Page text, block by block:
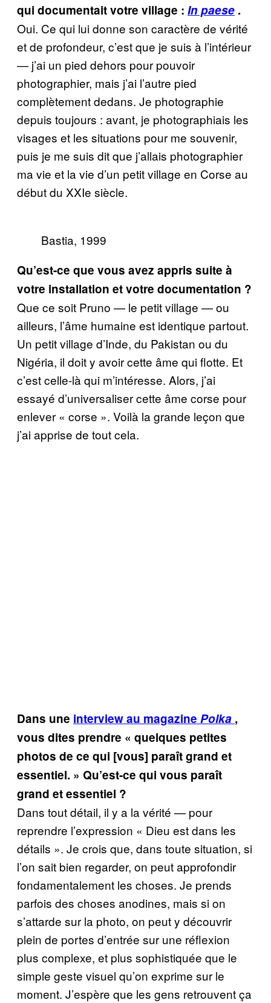
qui documentait votre village : In paese .
Oui. Ce qui lui donne son caractère de vérité
et de profondeur, c’est que je suis à l’intérieur
— j’ai un pied dehors pour pouvoir
photographier, mais j’ai l’autre pied
complètement dedans. Je photographie
depuis toujours : avant, je photographiais les
visages et les situations pour me souvenir,
puis je me suis dit que j’allais photographier
ma vie et la vie d’un petit village en Corse au
début du XXIe siècle.
Bastia, 1999
Qu’est-ce que vous avez appris suite à
votre installation et votre documentation ?
Que ce soit Pruno — le petit village — ou
ailleurs, l’âme humaine est identique partout.
Un petit village d’Inde, du Pakistan ou du
Nigéria, il doit y avoir cette âme qui flotte. Et
c’est celle-là qui m’intéresse. Alors, j’ai
essayé d’universaliser cette âme corse pour
enlever « corse ». Voilà la grande leçon que
j’ai apprise de tout cela.
Dans une interview au magazine Polka ,
vous dites prendre « quelques petites
photos de ce qui [vous] paraît grand et
essentiel. » Qu’est-ce qui vous paraît
grand et essentiel ?
Dans tout détail, il y a la vérité — pour
reprendre l’expression « Dieu est dans les
détails ». Je crois que, dans toute situation, si
l’on sait bien regarder, on peut approfondir
fondamentalement les choses. Je prends
parfois des choses anodines, mais si on
s’attarde sur la photo, on peut y découvrir
plein de portes d’entrée sur une réflexion
plus complexe, et plus sophistiquée que le
simple geste visuel qu’on exprime sur le
moment. J’espère que les gens retrouvent ça